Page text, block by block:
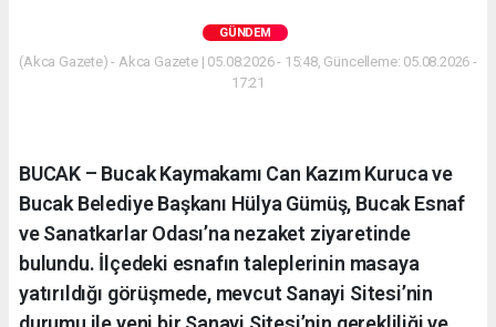
GÜNDEM
(Akca Gazete) - Akca Gazete | 05.08.2026 - 15:48, Güncelleme: 05.08.2026 -
17:21
BUCAK – Bucak Kaymakamı Can Kazım Kuruca ve
Bucak Belediye Başkanı Hülya Gümüş, Bucak Esnaf
ve Sanatkarlar Odası’na nezaket ziyaretinde
bulundu. İlçedeki esnafın taleplerinin masaya
yatırıldığı görüşmede, mevcut Sanayi Sitesi’nin